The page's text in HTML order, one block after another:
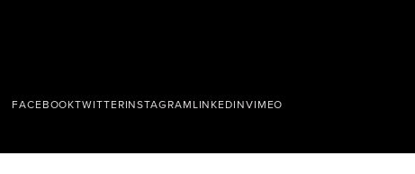
FACEBOOKTWITTERINSTAGRAMLINKEDINVIMEO